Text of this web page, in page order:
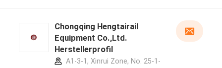
Chongqing Hengtairail
Equipment Co.,Ltd.
Herstellerprofil
A1-3-1, Xinrui Zone, No. 25-1-